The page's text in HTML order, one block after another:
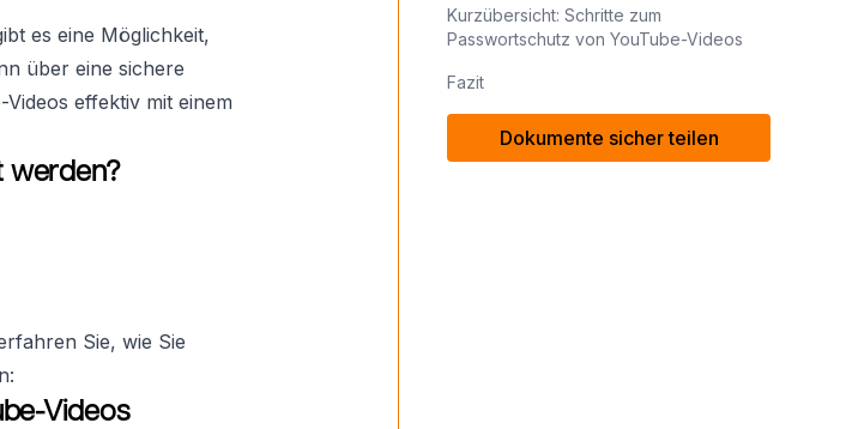
es eine Möglichkeit,
über eine sichere
effektiv mit einem
werden?
Sie, wie Sie
Videos
Kurzübersicht: Schritte zum
Passwortschutz von YouTube-Videos
Fazit
Dokumente sicher teilen